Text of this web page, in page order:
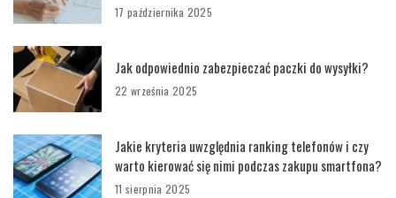
17 października 2025
Jak odpowiednio zabezpieczać paczki do wysyłki?
22 września 2025
Jakie kryteria uwzględnia ranking telefonów i czy
warto kierować się nimi podczas zakupu smartfona?
11 sierpnia 2025